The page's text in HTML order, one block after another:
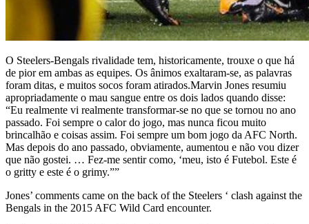
O Steelers-Bengals rivalidade tem, historicamente, trouxe o que há
de pior em ambas as equipes. Os ânimos exaltaram-se, as palavras
foram ditas, e muitos socos foram atirados.Marvin Jones resumiu
apropriadamente o mau sangue entre os dois lados quando disse:
“Eu realmente vi realmente transformar-se no que se tornou no ano
passado. Foi sempre o calor do jogo, mas nunca ficou muito
brincalhão e coisas assim. Foi sempre um bom jogo da AFC North.
Mas depois do ano passado, obviamente, aumentou e não vou dizer
que não gostei. … Fez-me sentir como, ‘meu, isto é Futebol. Este é
o gritty e este é o grimy.””
Jones’ comments came on the back of the Steelers ‘ clash against the
Bengals in the 2015 AFC Wild Card encounter.